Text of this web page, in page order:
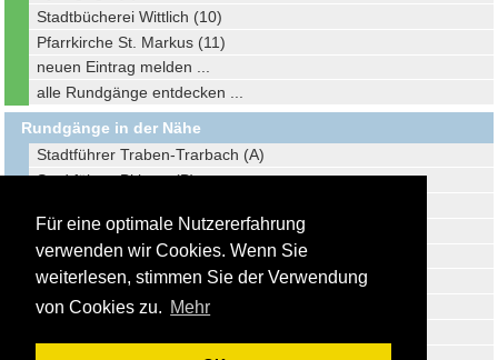
Für eine optimale Nutzererfahrung
verwenden wir Cookies. Wenn Sie
weiterlesen, stimmen Sie der Verwendung
von Cookies zu. Mehr
Stadtbücherei Wittlich (10)
Pfarrkirche St. Markus (11)
neuen Eintrag melden ...
alle Rundgänge entdecken ...
Rundgänge in der Nähe
Stadtführer Traben-Trarbach (A)
Stadtführer Bitburg (B)
Stadtführer Trier (D)
Stadtführer Idar Oberstein (E)
Stadtführer Mayen (F)
Regionsführer Oberes Kylltal (G)